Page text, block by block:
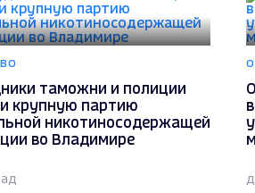
таможни и полиции
крупную партию
никотиносодержащей
во Владимире